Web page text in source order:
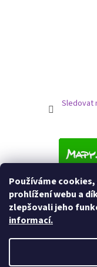
Používáme
prohlížení webu a
zlepšovali jeho
informací.
Sledovat